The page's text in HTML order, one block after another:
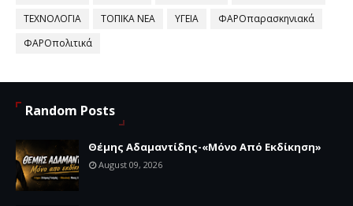
ΤΕΧΝΟΛΟΓΙΑ
ΤΟΠΙΚΑ ΝΕΑ ΥΓΕΙΑ
ΦΑΡΟπαρασκηνιακά
ΦΑΡΟπολιτικά
Random Posts
Θέμης Αδαμαντίδης-«Μόνο Από Εκδίκηση»
August 09, 2026